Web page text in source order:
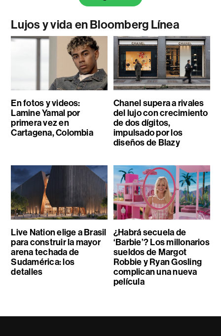
Lujos y vida en Bloomberg Línea
En fotos y videos:
Lamine Yamal por
primera vez en
Cartagena, Colombia
Chanel supera a rivales
del lujo con crecimiento
de dos dígitos,
impulsado por los
diseños de Blazy
Live Nation elige a Brasil
para construir la mayor
arena techada de
Sudamérica: los
detalles
¿Habrá secuela de
‘Barbie’? Los millonarios
sueldos de Margot
Robbie y Ryan Gosling
complican una nueva
película